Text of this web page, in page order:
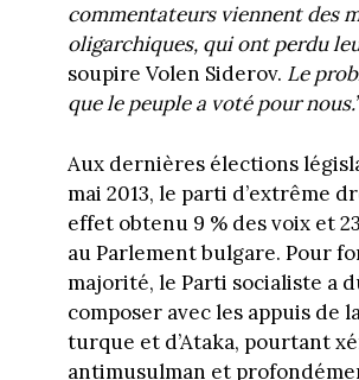
commentateurs viennent des
oligarchiques, qui ont perdu
soupire Volen Siderov. Le
que le peuple a voté pour nous.”
Aux dernières élections
mai 2013, le parti d’extrême
effet obtenu 9 % des voix et
au Parlement bulgare. Pour
majorité, le Parti socialiste a
composer avec les appuis de
turque et d’Ataka, pourtant
antimusulman et